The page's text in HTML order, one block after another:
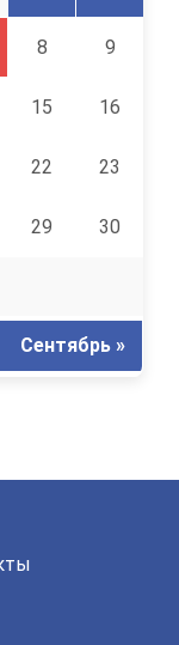
8 9
15 16
22 23
29 30
Сентябрь »